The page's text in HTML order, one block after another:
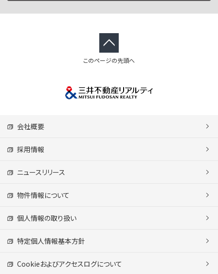
このページの先頭へ
会社概要
採用情報
ニュースリリース
物件情報について
個人情報の取り扱い
特定個人情報基本方針
Cookieおよびアクセスログについて